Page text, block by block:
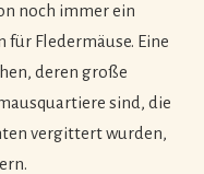
noch immer ein
Fledermäuse. Eine
deren große
sind, die
vergittert wurden,